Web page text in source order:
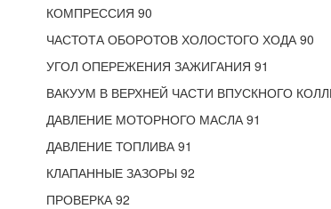
КОМПРЕССИЯ 90
ЧАСТОТА ОБОРОТОВ ХОЛОСТОГО ХОДА 90
УГОЛ ОПЕРЕЖЕНИЯ ЗАЖИГАНИЯ 91
ВАКУУМ В ВЕРХНЕЙ ЧАСТИ ВПУСКНОГО
ДАВЛЕНИЕ МОТОРНОГО МАСЛА 91
ДАВЛЕНИЕ ТОПЛИВА 91
КЛАПАННЫЕ ЗАЗОРЫ 92
ПРОВЕРКА 92